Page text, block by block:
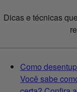
Dicas e técnicas
Como
Você sabe